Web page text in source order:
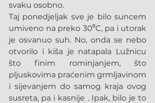
svaku osobno.
Taj ponedjeljak sve je bilo suncem
umiveno na preko 30⁰C, pa i utorak
je osvanuo suh. No, onda se nebo
otvorilo i kiša je natapala Lužnicu
što finim rominjanjem, što
pljuskovima praćenim grmljavinom
i sijevanjem do samog kraja ovog
susreta, pa i kasnije . Ipak, bilo je to